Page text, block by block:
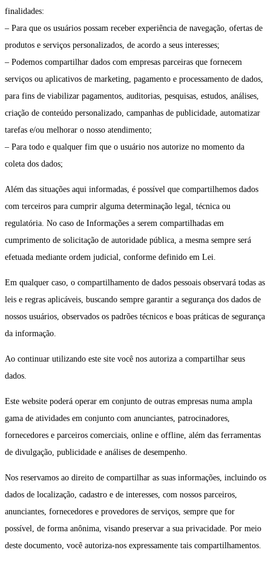
finalidades:
– Para que os usuários possam receber experiência de navegação, ofertas de
produtos e serviços personalizados, de acordo a seus interesses;
– Podemos compartilhar dados com empresas parceiras que fornecem
serviços ou aplicativos de marketing, pagamento e processamento de dados,
para fins de viabilizar pagamentos, auditorias, pesquisas, estudos, análises,
criação de conteúdo personalizado, campanhas de publicidade, automatizar
tarefas e/ou melhorar o nosso atendimento;
– Para todo e qualquer fim que o usuário nos autorize no momento da
coleta dos dados;
Além das situações aqui informadas, é possível que compartilhemos dados
com terceiros para cumprir alguma determinação legal, técnica ou
regulatória. No caso de Informações a serem compartilhadas em
cumprimento de solicitação de autoridade pública, a mesma sempre será
efetuada mediante ordem judicial, conforme definido em Lei.
Em qualquer caso, o compartilhamento de dados pessoais observará todas as
leis e regras aplicáveis, buscando sempre garantir a segurança dos dados de
nossos usuários, observados os padrões técnicos e boas práticas de segurança
da informação.
Ao continuar utilizando este site você nos autoriza a compartilhar seus
dados.
Este website poderá operar em conjunto de outras empresas numa ampla
gama de atividades em conjunto com anunciantes, patrocinadores,
fornecedores e parceiros comerciais, online e offline, além das ferramentas
de divulgação, publicidade e análises de desempenho.
Nos reservamos ao direito de compartilhar as suas informações, incluindo os
dados de localização, cadastro e de interesses, com nossos parceiros,
anunciantes, fornecedores e provedores de serviços, sempre que for
possível, de forma anônima, visando preservar a sua privacidade. Por meio
deste documento, você autoriza-nos expressamente tais compartilhamentos.